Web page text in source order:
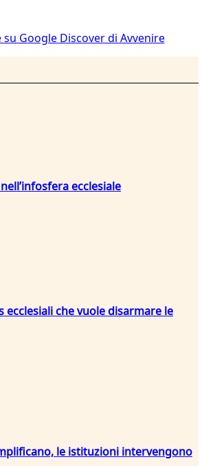
su Google Discover di Avvenire
ecclesiale
ecclesiali che vuole disarmare le
le istituzioni intervengono